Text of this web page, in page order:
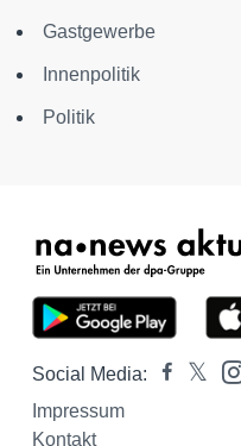
Gastgewerbe
Innenpolitik
Politik
Social Media:
Impressum
Kontakt